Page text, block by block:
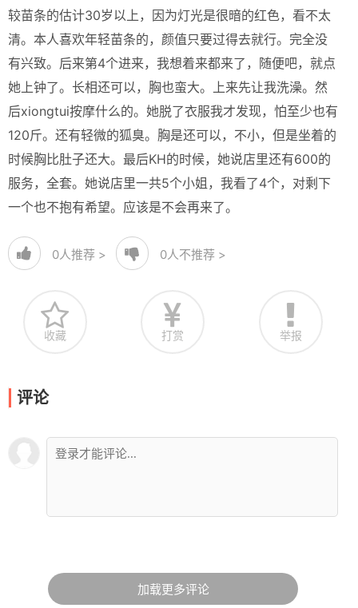
较苗条的估计30岁以上，因为灯光是很暗的红色，看不太
清。本人喜欢年轻苗条的，颜值只要过得去就行。完全没
有兴致。后来第4个进来，我想着来都来了，随便吧，就点
她上钟了。长相还可以，胸也蛮大。上来先让我洗澡。然
后xiongtui按摩什么的。她脱了衣服我才发现，怕至少也有
120斤。还有轻微的狐臭。胸是还可以，不小，但是坐着的
时候胸比肚子还大。最后KH的时候，她说店里还有600的
服务，全套。她说店里一共5个小姐，我看了4个，对剩下
一个也不抱有希望。应该是不会再来了。
0人推荐 > 0人不推荐 >
收藏 打赏 举报
评论
加载更多评论